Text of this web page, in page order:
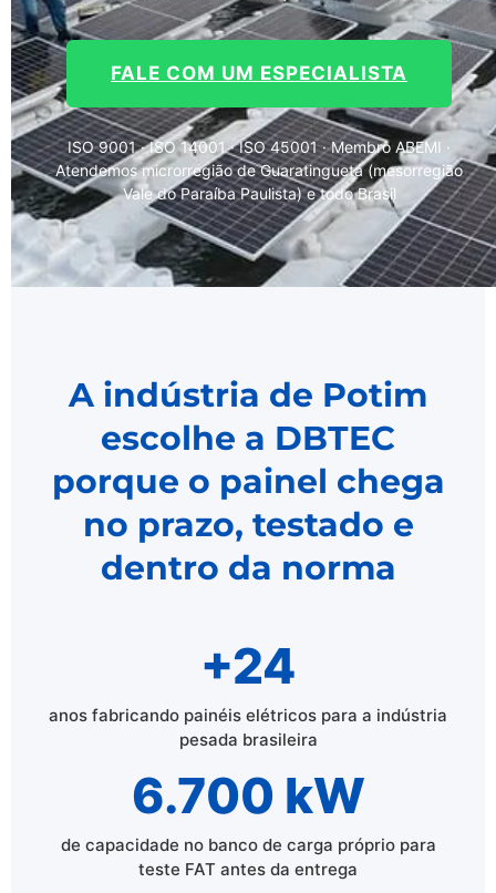
FALE COM UM ESPECIALISTA
ISO 9001 · ISO 14001 · ISO 45001 · Membro ABEMI ·
Atendemos microrregião de Guaratinguetá (mesorregião
Vale do Paraíba Paulista) e todo Brasil
A indústria de Potim
escolhe a DBTEC
porque o painel chega
no prazo, testado e
dentro da norma
+24
anos fabricando painéis elétricos para a indústria
pesada brasileira
6.700 kW
de capacidade no banco de carga próprio para
teste FAT antes da entrega